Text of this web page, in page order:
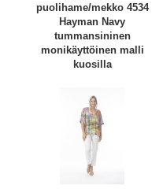
puolihame/mekko 4534
Hayman Navy
tummansininen
monikäyttöinen malli
kuosilla